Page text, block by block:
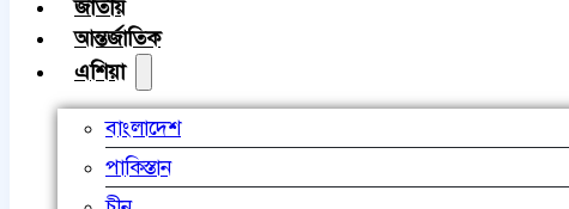
জাতীয়
আন্তর্জাতিক
এশিয়া
বাংলাদেশ
পাকিস্তান